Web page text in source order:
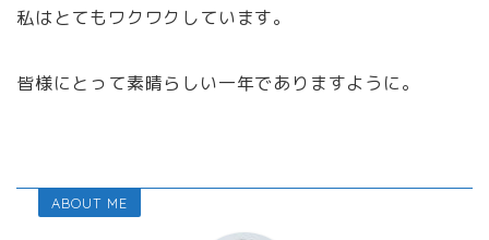
私はとてもワクワクしています。
皆様にとって素晴らしい一年でありますように。
ABOUT ME